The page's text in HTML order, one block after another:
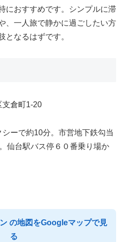
におすすめです。シンプルに滞
、一人旅で静かに過ごしたい方
となるはずです。
支倉町1-20
ーで約10分。市営地下鉄勾当
仙台駅バス停６０番乗り場か
の地図をGoogleマップで見
る